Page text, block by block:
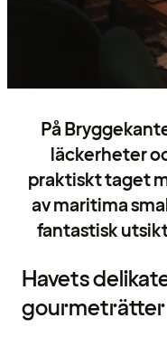
På
läckerheter
praktiskt taget
av maritima
fantastisk
Havets
gourmeträtter